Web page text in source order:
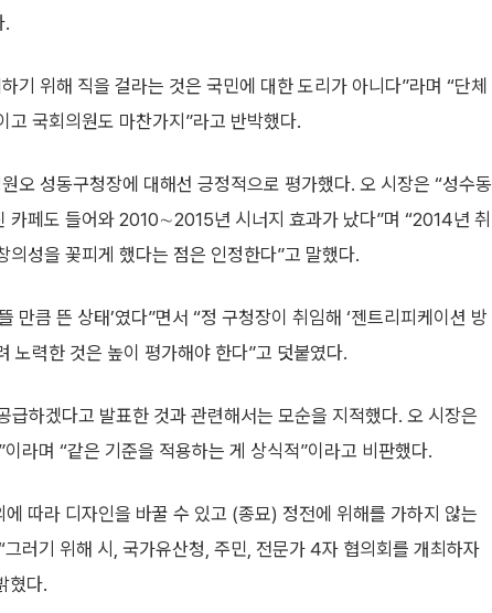
.
기 위해 직을 걸라는 것은 국민에 대한 도리가 아니다”라며 “단체
국회의원도 마찬가지”라고 반박했다.
오 성동구청장에 대해선 긍정적으로 평가했다. 오 시장은 “성수동
카페도 들어와 2010∼2015년 시너지 효과가 났다”며 “2014년 취
성을 꽃피게 했다는 점은 인정한다”고 말했다.
만큼 뜬 상태’였다”면서 “정 구청장이 취임해 ‘젠트리피케이션 방
노력한 것은 높이 평가해야 한다”고 덧붙였다.
하겠다고 발표한 것과 관련해서는 모순을 지적했다. 오 시장은
라며 “같은 기준을 적용하는 게 상식적”이라고 비판했다.
따라 디자인을 바꿀 수 있고 (종묘) 정전에 위해를 가하지 않는
러기 위해 시, 국가유산청, 주민, 전문가 4자 협의회를 개최하자
혔다.